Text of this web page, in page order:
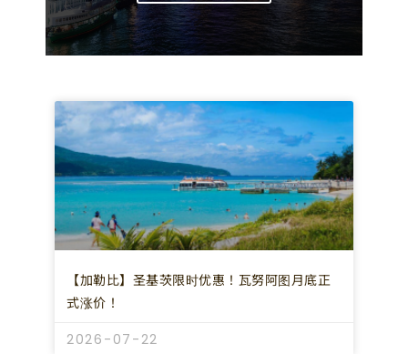
【加勒比】圣基茨限时优惠！瓦努阿图月底正
式涨价！
2026-07-22